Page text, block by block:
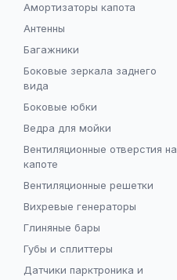
Амортизаторы капота
Антенны
Багажники
Боковые зеркала заднего
вида
Боковые юбки
Ведра для мойки
Вентиляционные отверстия на
капоте
Вентиляционные решетки
Вихревые генераторы
Глиняные бары
Губы и сплиттеры
Датчики парктроника и